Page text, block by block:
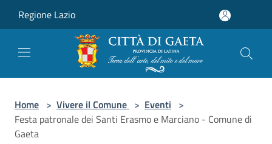
Regione Lazio
Home > Vivere il Comune > Eventi >
Festa patronale dei Santi Erasmo e Marciano - Comune di
Gaeta